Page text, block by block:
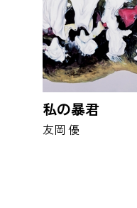
私の暴君
友岡 優